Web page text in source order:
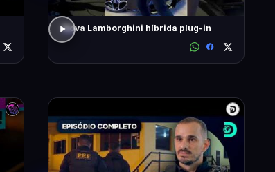
Nova Lamborghini híbrida plug-in